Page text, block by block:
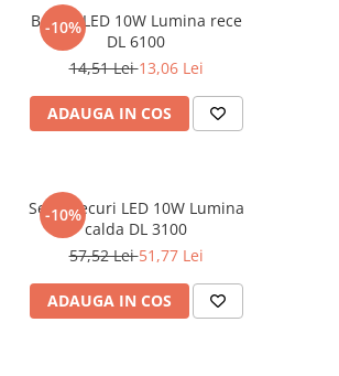
-10%
Becuri LED 10W Lumina rece
DL 6100
14,51 Lei13,06 Lei
ADAUGA IN COS
-10%
Set 4 Becuri LED 10W Lumina
calda DL 3100
57,52 Lei51,77 Lei
ADAUGA IN COS